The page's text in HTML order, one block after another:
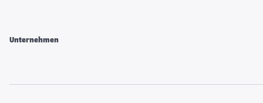
Unternehmen